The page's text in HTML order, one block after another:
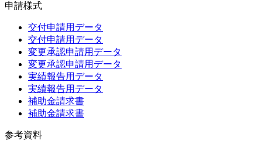
申請様式
交付申請用データ
交付申請用データ
変更承認申請用データ
変更承認申請用データ
実績報告用データ
実績報告用データ
補助金請求書
補助金請求書
参考資料